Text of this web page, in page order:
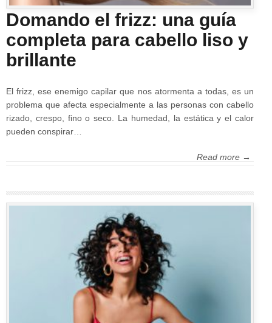
Domando el frizz: una guía
completa para cabello liso y
brillante
El frizz, ese enemigo capilar que nos atormenta a todas, es un
problema que afecta especialmente a las personas con cabello
rizado, crespo, fino o seco. La humedad, la estática y el calor
pueden conspirar…
Read more →